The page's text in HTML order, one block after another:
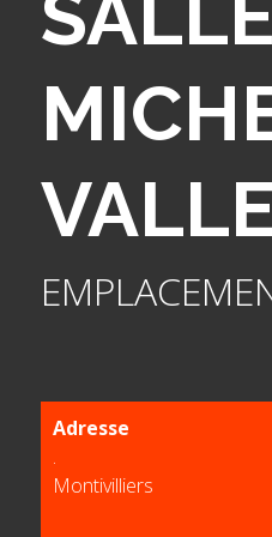
Adresse
.
Montivilliers